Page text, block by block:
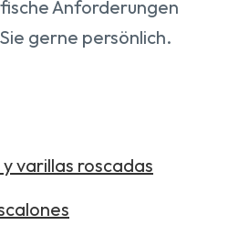
Anforderungen
gerne persönlich.
y varillas roscadas